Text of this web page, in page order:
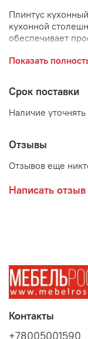
Плинтус
кухонной
обеспечивает
здравоохранения
Дополнительно
заглушек (в
Показать
Срок поставки
Наличие
Отзывы
Отзывов еще
Написать отзыв
Контакты
+78005001590